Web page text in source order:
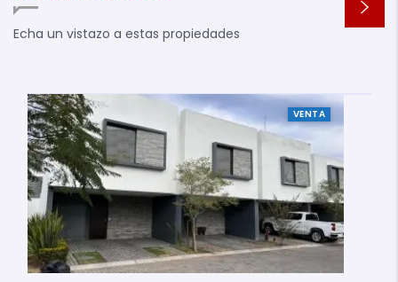
Echa un vistazo a estas propiedades
VENTA